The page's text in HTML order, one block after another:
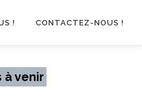
! CONTACTEZ-NOUS !
à venir